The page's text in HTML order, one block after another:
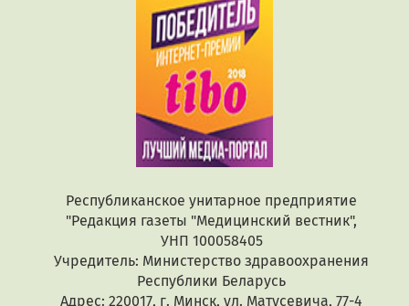
Республиканское унитарное предприятие
"Редакция газеты "Медицинский вестник",
УНП 100058405
Учредитель: Министерство здравоохранения
Республики Беларусь
Адрес: 220017, г. Минск, ул. Матусевича, 77-4